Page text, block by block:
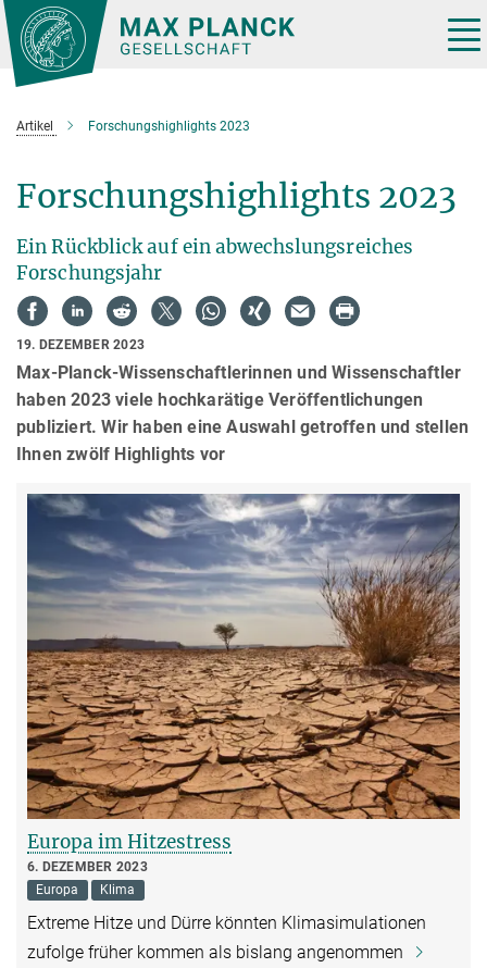
Hauptinhalt
Artikel Forschungshighlights 2023
Forschungshighlights 2023
Ein Rückblick auf ein abwechslungsreiches
Forschungsjahr
19. DEZEMBER 2023
Max-Planck-Wissenschaftlerinnen und Wissenschaftler
haben 2023 viele hochkarätige Veröffentlichungen
publiziert. Wir haben eine Auswahl getroffen und stellen
Ihnen zwölf Highlights vor
Europa im Hitzestress
6. DEZEMBER 2023
Europa
Klima
Extreme Hitze und Dürre könnten Klimasimulationen
zufolge früher kommen als bislang angenommen